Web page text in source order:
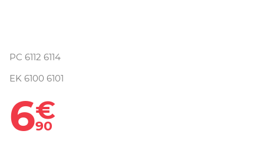
PC 6112 6114
EK 6100 6101
6€
90